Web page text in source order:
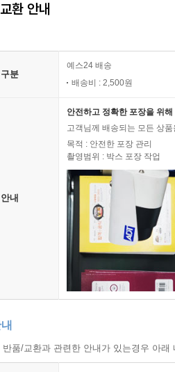
환 안내
분
예스24 배송
배송비 : 2,500원
내
안전하고 정확한 포장을 위
고객님께 배송되는 모든 상
목적 : 안전한 포장 관리
촬영범위 : 박스 포장 작업
품/교환과 관련한 안내가 있는경우 아